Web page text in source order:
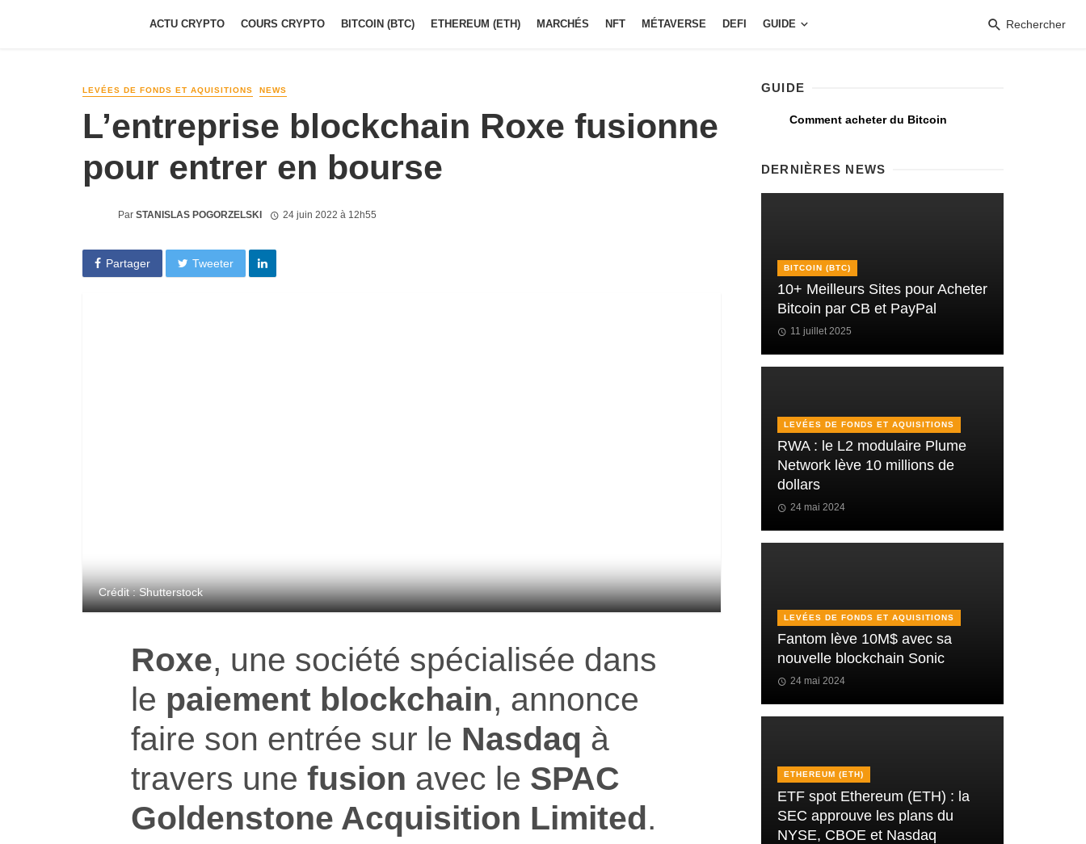
ACTU CRYPTO COURS CRYPTO BITCOIN (BTC) ETHEREUM (ETH) MARCHÉS NFT MÉTAVERSE DEFI GUIDE Rechercher
LEVÉES DE FONDS ET AQUISITIONS NEWS
L’entreprise blockchain Roxe fusionne
pour entrer en bourse
Par STANISLAS POGORZELSKI 24 juin 2022 à 12h55
Partager Tweeter
Crédit : Shutterstock
Roxe, une société spécialisée dans
le paiement blockchain, annonce
faire son entrée sur le Nasdaq à
travers une fusion avec le SPAC
Goldenstone Acquisition Limited.
GUIDE
Comment acheter du Bitcoin
DERNIÈRES NEWS
BITCOIN (BTC)
10+ Meilleurs Sites pour Acheter
Bitcoin par CB et PayPal
11 juillet 2025
LEVÉES DE FONDS ET AQUISITIONS
RWA : le L2 modulaire Plume
Network lève 10 millions de
dollars
24 mai 2024
LEVÉES DE FONDS ET AQUISITIONS
Fantom lève 10M$ avec sa
nouvelle blockchain Sonic
24 mai 2024
ETHEREUM (ETH)
ETF spot Ethereum (ETH) : la
SEC approuve les plans du
NYSE, CBOE et Nasdaq